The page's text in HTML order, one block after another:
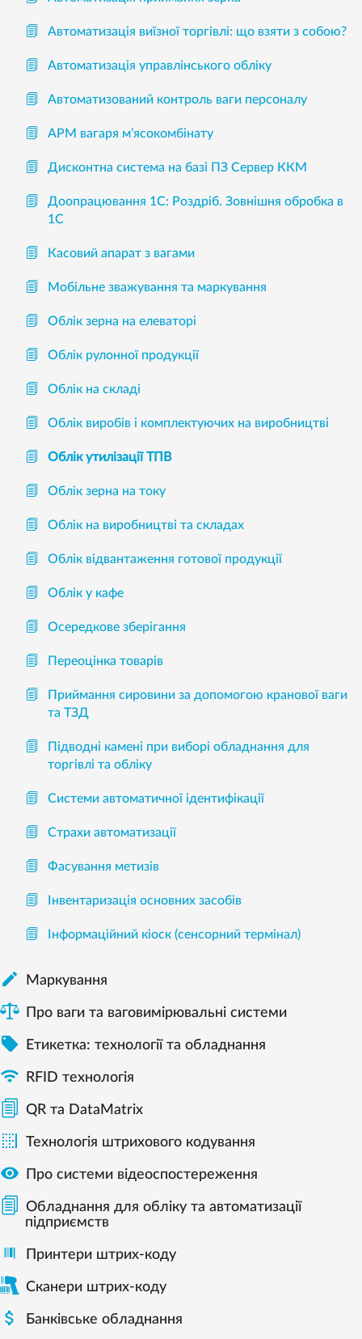
Автоматизація виїзної торгівлі: що взяти з собою?
Автоматизація управлінського обліку
Автоматизований контроль ваги персоналу
АРМ вагаря м’ясокомбінату
Дисконтна система на базі ПЗ Сервер ККМ
Доопрацювання 1С: Роздріб. Зовнішня обробка в
1С
Касовий апарат з вагами
Мобільне зважування та маркування
Облік зерна на елеваторі
Облік рулонної продукції
Облік на складі
Облік виробів і комплектуючих на виробництві
Облік утилізації ТПВ
Облік зерна на току
Облік на виробництві та складах
Облік відвантаження готової продукції
Облік у кафе
Осередкове зберігання
Переоцінка товарів
Приймання сировини за допомогою кранової ваги
та ТЗД
Підводні камені при виборі обладнання для
торгівлі та обліку
Системи автоматичної ідентифікації
Страхи автоматизації
Фасування метизів
Інвентаризація основних засобів
Інформаційний кіоск (сенсорний термінал)
 Mаркування
Про ваги та ваговимірювальні системи
 Етикетка: технології та обладнання
 RFID технологія
QR та DataMatrix
 Технологія штрихового кодування
 Про системи відеоспостереження
Обладнання для обліку та автоматизації
підприємств
Принтери штрих-коду
Сканери штрих-коду
 Банківське обладнання